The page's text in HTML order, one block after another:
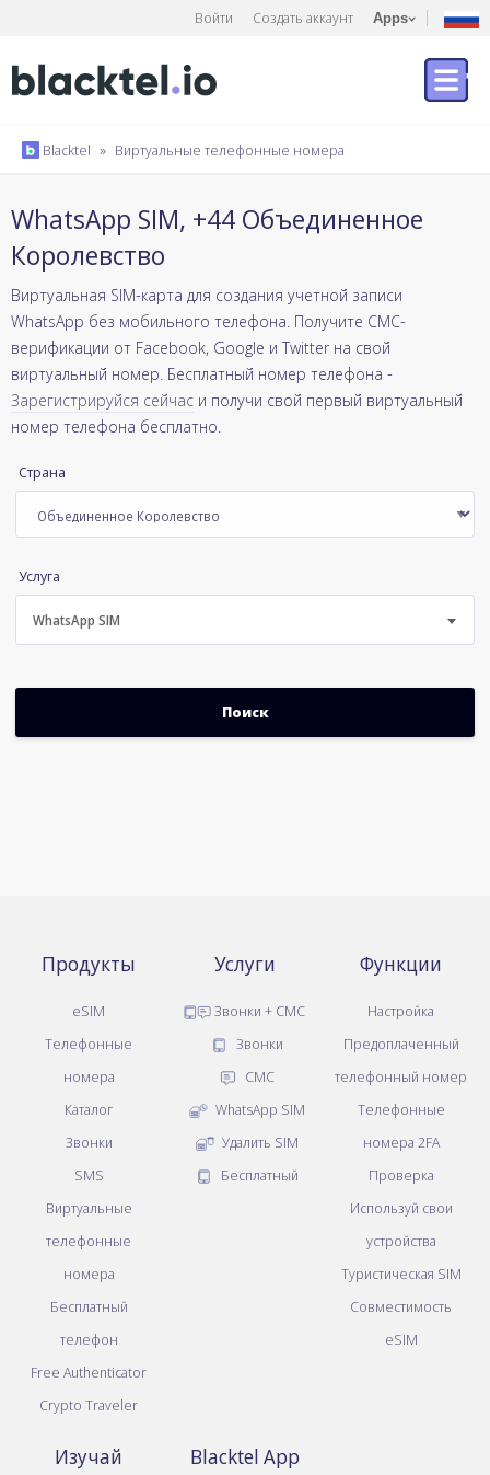
Войти Создать аккаунт Apps
Blacktel » Виртуальные телефонные номера
WhatsApp SIM, +44 Объединенное
Королевство
Виртуальная SIM-карта для создания учетной записи
WhatsApp без мобильного телефона. Получите СМС-
верификации от Facebook, Google и Twitter на свой
виртуальный номер. Бесплатный номер телефона -
Зарегистрируйся сейчас и получи свой первый виртуальный
номер телефона бесплатно.
Страна
Услуга
WhatsApp SIM
Продукты
eSIM
Телефонные
номера
Каталог
Звонки
SMS
Виртуальные
телефонные
номера
Бесплатный
телефон
Free Authenticator
Crypto Traveler
Услуги
Звонки + СМС
Звонки
СМС
WhatsApp SIM
Удалить SIM
Бесплатный
Функции
Настройка
Предоплаченный
телефонный номер
Телефонные
номера 2FA
Проверка
Используй свои
устройства
Туристическая SIM
Совместимость
eSIM
Изучай Blacktel App